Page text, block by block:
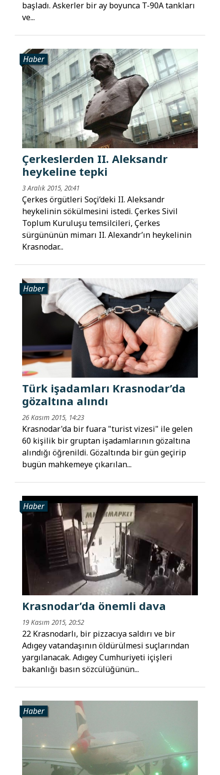
başladı. Askerler bir ay boyunca T-90A tankları
ve...
Haber
Çerkeslerden II. Aleksandr
heykeline tepki
3 Aralık 2015, 20:41
Çerkes örgütleri Soçi’deki II. Aleksandr
heykelinin sökülmesini istedi. Çerkes Sivil
Toplum Kuruluşu temsilcileri, Çerkes
sürgününün mimarı II. Alexandr’ın heykelinin
Krasnodar...
Haber
Türk işadamları Krasnodar’da
gözaltına alındı
26 Kasım 2015, 14:23
Krasnodar'da bir fuara "turist vizesi" ile gelen
60 kişilik bir gruptan işadamlarının gözaltına
alındığı öğrenildi. Gözaltında bir gün geçirip
bugün mahkemeye çıkarılan...
Haber
Krasnodar’da önemli dava
19 Kasım 2015, 20:52
22 Krasnodarlı, bir pizzacıya saldırı ve bir
Adıgey vatandaşının öldürülmesi suçlarından
yargılanacak. Adıgey Cumhuriyeti içişleri
bakanlığı basın sözcülüğünün...
Haber